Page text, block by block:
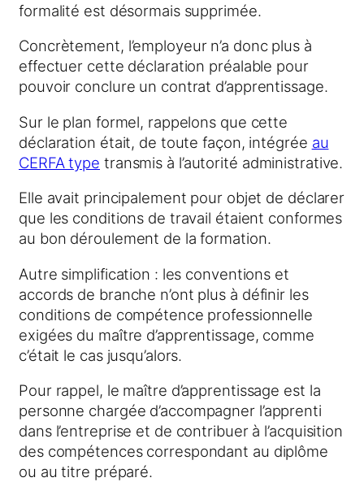
formalité est désormais supprimée.
Concrètement, l’employeur n’a donc plus à
effectuer cette déclaration préalable pour
pouvoir conclure un contrat d’apprentissage.
Sur le plan formel, rappelons que cette
déclaration était, de toute façon, intégrée au
CERFA type transmis à l’autorité administrative.
Elle avait principalement pour objet de déclarer
que les conditions de travail étaient conformes
au bon déroulement de la formation.
Autre simplification : les conventions et
accords de branche n’ont plus à définir les
conditions de compétence professionnelle
exigées du maître d’apprentissage, comme
c’était le cas jusqu’alors.
Pour rappel, le maître d’apprentissage est la
personne chargée d’accompagner l’apprenti
dans l’entreprise et de contribuer à l’acquisition
des compétences correspondant au diplôme
ou au titre préparé.